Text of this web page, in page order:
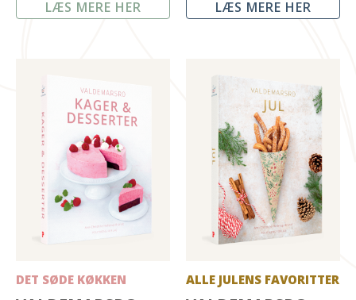
LÆS MERE HER LÆS MERE HER
DET SØDE KØKKEN ALLE JULENS FAVORITTER